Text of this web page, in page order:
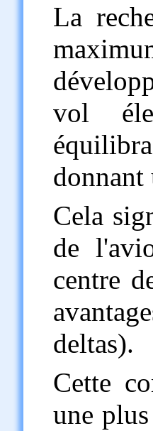
La
vol
donnant
Cela
de
centre
deltas).
Cette
une